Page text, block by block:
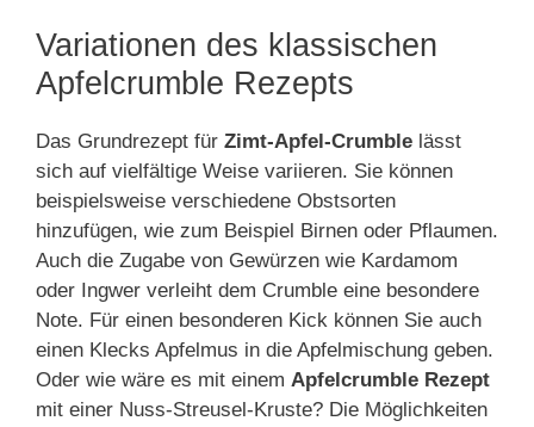
Variationen des klassischen
Apfelcrumble Rezepts
Das Grundrezept für Zimt-Apfel-Crumble lässt
sich auf vielfältige Weise variieren. Sie können
beispielsweise verschiedene Obstsorten
hinzufügen, wie zum Beispiel Birnen oder Pflaumen.
Auch die Zugabe von Gewürzen wie Kardamom
oder Ingwer verleiht dem Crumble eine besondere
Note. Für einen besonderen Kick können Sie auch
einen Klecks Apfelmus in die Apfelmischung geben.
Oder wie wäre es mit einem Apfelcrumble Rezept
mit einer Nuss-Streusel-Kruste? Die Möglichkeiten